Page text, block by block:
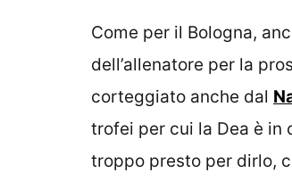
Come per il Bologna,
dell’allenatore per la
corteggiato anche dal
trofei per cui la Dea è in
troppo presto per dirlo,